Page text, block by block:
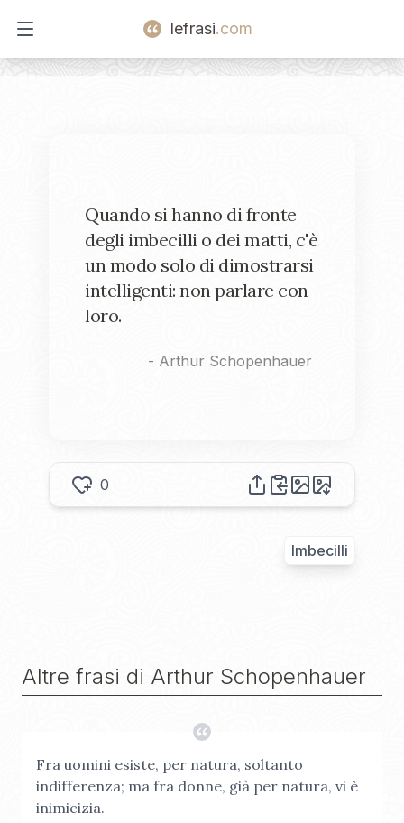
Open main menu
lefrasi.com
Quando si hanno di fronte
degli imbecilli o dei matti, c'è
un modo solo di dimostrarsi
intelligenti: non parlare con
loro.
- Arthur Schopenhauer
0
Imbecilli
Altre frasi di Arthur Schopenhauer
Fra uomini esiste, per natura, soltanto
indifferenza; ma fra donne, già per natura, vi è
inimicizia.